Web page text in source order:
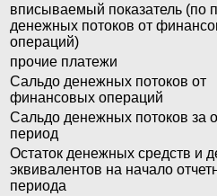
вписываемый показатель (по
денежных потоков от
операций)
прочие платежи
Сальдо денежных потоков от
финансовых операций
Сальдо денежных потоков за
период
Остаток денежных средств и
эквивалентов на начало
периода